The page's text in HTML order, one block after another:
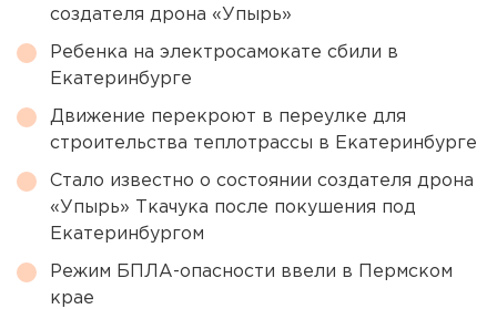
создателя дрона «Упырь»
Ребенка на электросамокате сбили в
Екатеринбурге
Движение перекроют в переулке для
строительства теплотрассы в Екатеринбурге
Стало известно о состоянии создателя дрона
«Упырь» Ткачука после покушения под
Екатеринбургом
Режим БПЛА-опасности ввели в Пермском
крае